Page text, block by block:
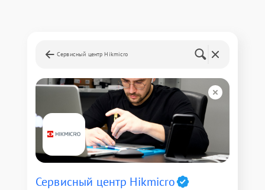
Сервисный центр Hikmicro
Сервисный центр Hikmicro